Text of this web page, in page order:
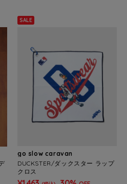
SALE
go slow caravan
DUCKSTER/ダックスター ラップ
クロス